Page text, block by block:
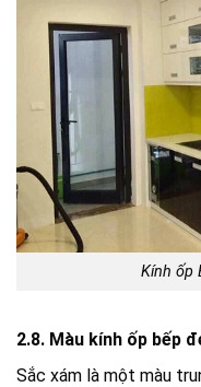
Kính ốp
2.8. Màu kính ốp bếp
Sắc xám là một màu